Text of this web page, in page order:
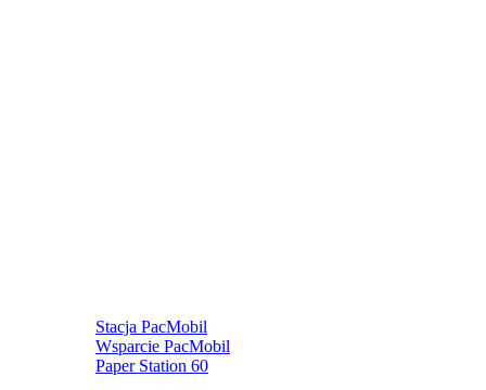
Stacja PacMobil
Wsparcie PacMobil
Paper Station 60